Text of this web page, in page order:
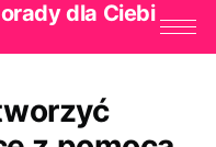
dla Ciebi